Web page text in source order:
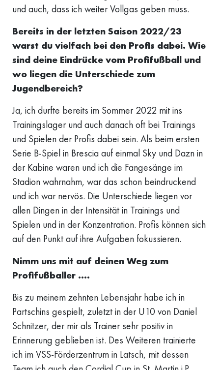
und auch, dass ich weiter Vollgas geben muss.
Bereits in der letzten Saison 2022/23
warst du vielfach bei den Profis dabei. Wie
sind deine Eindrücke vom Profifußball und
wo liegen die Unterschiede zum
Jugendbereich?
Ja, ich durfte bereits im Sommer 2022 mit ins
Trainingslager und auch danach oft bei Trainings
und Spielen der Profis dabei sein. Als beim ersten
Serie B-Spiel in Brescia auf einmal Sky und Dazn in
der Kabine waren und ich die Fangesänge im
Stadion wahrnahm, war das schon beindruckend
und ich war nervös. Die Unterschiede liegen vor
allen Dingen in der Intensität in Trainings und
Spielen und in der Konzentration. Profis können sich
auf den Punkt auf ihre Aufgaben fokussieren.
Nimm uns mit auf deinen Weg zum
Profifußballer ….
Bis zu meinem zehnten Lebensjahr habe ich in
Partschins gespielt, zuletzt in der U10 von Daniel
Schnitzer, der mir als Trainer sehr positiv in
Erinnerung geblieben ist. Des Weiteren trainierte
ich im VSS-Förderzentrum in Latsch, mit dessen